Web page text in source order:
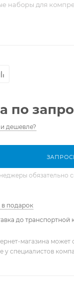
наборы для
по
дешевле?
обязательно
в подарок
до транспортной
магазина может
у специалистов